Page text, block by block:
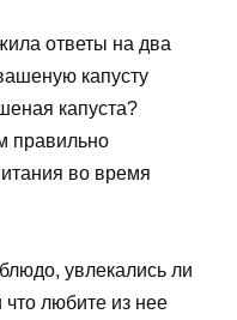
ответы на два
капусту
капуста?
правильно
во время
увлекались ли
что любите из нее